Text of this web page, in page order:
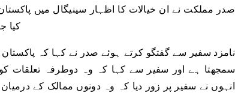
صدر مملکت نے ان خیالات کا اظہار سینیگال میں
کیا
نامزد سفیر سے گفتگو کرتے ہوئے صدر نے کہا کہ
سمجھتا ہے اور سفیر سے کہا کہ وہ دوطرفہ تعلقات
انہوں نے سفیر پر زور دیا کہ وہ دونوں ممالک کے